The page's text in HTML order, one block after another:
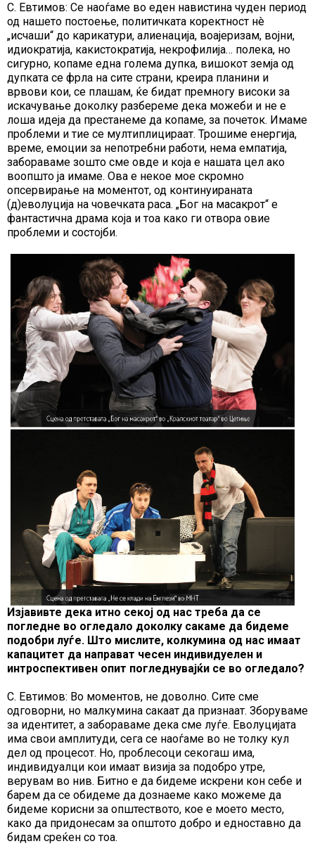
С. Евтимов: Се наоѓаме во еден навистина чуден период
од нашето постоење, политичката коректност нè
„исчаши“ до карикатури, алиенација, воајеризам, војни,
идиократија, какистократија, некрофилија… полека, но
сигурно, копаме една голема дупка, вишокот земја од
дупката се фрла на сите страни, креира планини и
врвови кои, се плашам, ќе бидат премногу високи за
искачување доколку разбереме дека можеби и не е
лоша идеја да престанеме да копаме, за почеток. Имаме
проблеми и тие се мултиплицираат. Трошиме енергија,
време, емоции за непотребни работи, нема емпатија,
забораваме зошто сме овде и која е нашата цел ако
воопшто ја имаме. Ова е некое мое скромно
опсервирање на моментот, од континуираната
(д)еволуција на човечката раса. „Бог на масакрот“ е
фантастична драма која и тоа како ги отвора овие
проблеми и состојби.
Изјавивте дека итно секој од нас треба да се
погледне во огледало доколку сакаме да бидеме
подобри луѓе. Што мислите, колкумина од нас имаат
капацитет да направат чесен индивидуелен и
интроспективен опит погледнувајќи се во огледало?
С. Евтимов: Во моментов, не доволно. Сите сме
одговорни, но малкумина сакаат да признаат. Зборуваме
за идентитет, а забораваме дека сме луѓе. Еволуцијата
има свои амплитуди, сега се наоѓаме во не толку кул
дел од процесот. Но, проблесоци секогаш има,
индивидуалци кои имаат визија за подобро утре,
верувам во нив. Битно е да бидеме искрени кон себе и
барем да се обидеме да дознаеме како можеме да
бидеме корисни за општеството, кое е моето место,
како да придонесам за општото добро и едноставно да
бидам среќен со тоа.